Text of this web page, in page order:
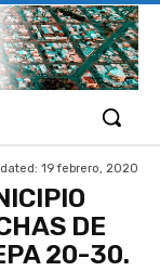
19 febrero, 2020
DE
20-30.